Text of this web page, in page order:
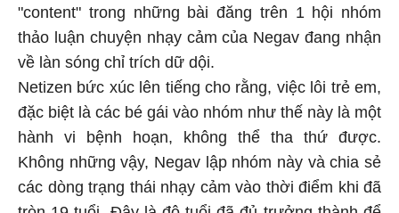
"content" trong những bài đăng trên 1 hội nhóm
thảo luận chuyện nhạy cảm của Negav đang nhận
về làn sóng chỉ trích dữ dội.
Netizen bức xúc lên tiếng cho rằng, việc lôi trẻ em,
đặc biệt là các bé gái vào nhóm như thế này là một
hành vi bệnh hoạn, không thể tha thứ được.
Không những vậy, Negav lập nhóm này và chia sẻ
các dòng trạng thái nhạy cảm vào thời điểm khi đã